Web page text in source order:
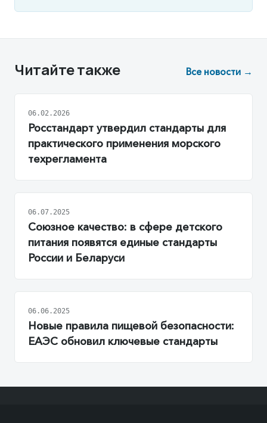
Читайте также Все новости →
06.02.2026
Росстандарт утвердил стандарты для
практического применения морского
техрегламента
06.07.2025
Союзное качество: в сфере детского
питания появятся единые стандарты
России и Беларуси
06.06.2025
Новые правила пищевой безопасности:
ЕАЭС обновил ключевые стандарты